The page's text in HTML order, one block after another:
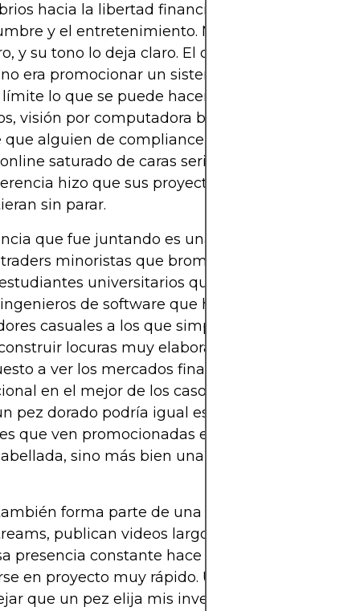
hacia la libertad financiera, Reeves se
y el entretenimiento. No se hace pasar por
y su tono lo deja claro. El objetivo del
era promocionar un sistema infalible de
lo que se puede hacer con APIs de brokers
visión por computadora básica y cultura del
que alguien de compliance empiece a sudar. En
saturado de caras serias y advertencias
hizo que sus proyectos destacaran y se
sin parar.
que fue juntando es una mezcla curiosa
minoristas que bromean con “apes
universitarios que aprenden a
de software que hacen un break del
casuales a los que simplemente les gusta
locuras muy elaboradas. Este público ya
a ver los mercados financieros como algo
en el mejor de los casos y cómico en el
pez dorado podría igual estar tomando
que ven promocionadas en redes sociales no
sino más bien una metáfora
forma parte de una generación de
publican videos largos y participan a
presencia constante hace que un chiste pueda
en proyecto muy rápido. Un comentario
que un pez elija mis inversiones” puede